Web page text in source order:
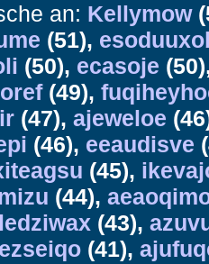
an: Kellymow
(51),
(50), ecasoje
(49),
(47), ajeweloe
(46), eeaudisve
(45),
(44),
(43),
(41),